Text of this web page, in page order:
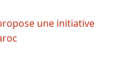
une initiative